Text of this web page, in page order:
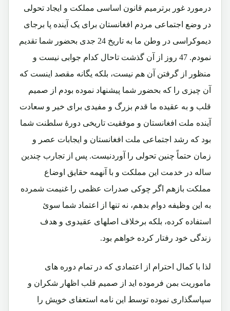
درمورد غور برترمیم قانون اساسی مملکت و ایجاد تحولی
در وضع اجتماعی مردم افغانستان برای یک آینده پا برجای
دیموکراسی در وطن ما به تاریخ 24 جدی بحضور شما تقدیم
نمودم. 47 روز از آن گذشت تاحال کدام جوابی نیست و
منظور از گرفتن آن هم نیست، بلکه یگانه مقصد اینست که
آن چیزی را که بحضور شما پیشنهاد نموده بودم از صمیم
قلب و به عقیده ما قدم بزرگ و مفیدی برای خیر و سعادت
آینده ملت افغانستان و موفقیت تاریخی دورۀ سلطنت شما
بود که رشد اجتماعی ملت افغانستان و ایجابات عصر و
زمان حتماً چنین تحولی را آوردنیست. پس از تجارب چندین
ساله در خدمت این مملکت و با آنهمه حقایق اوضاع
مملکت بازهم اگر چوکی صدرات عظمی را غنیمت شمرده
به این وظیفه دوام بدهم، نه تنها از اعتماد شما سوئ
استفاده کرده، بلکه برخلاف اصلهای عقیدوی و هدف
زندگی خود رفتار کرده خواهم بود.
لذا با کمال احترام از اعتمادی که در تمام دوره های
ماموریت بمن فرموده اید از صمیم قلب اظهار شکران و
سپاسگذاری نموده توسط این نامه استعفای خویش را